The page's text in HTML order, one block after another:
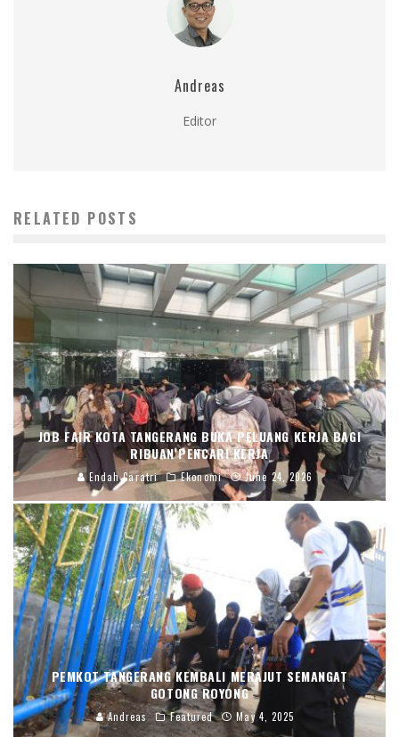
Andreas
Editor
RELATED POSTS
JOB FAIR KOTA TANGERANG BUKA PELUANG KERJA BAGI
RIBUAN PENCARI KERJA
Endah Caratri Ekonomi June 24, 2026
PEMKOT TANGERANG KEMBALI MERAJUT SEMANGAT
GOTONG ROYONG
Andreas Featured May 4, 2025